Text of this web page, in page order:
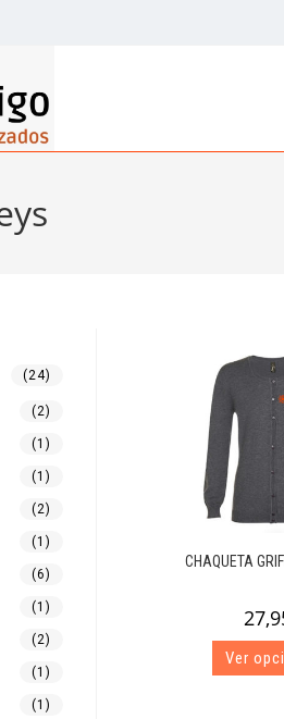
(24)
(2)
(1)
(1)
(2)
(1)
(6)
(1)
(2)
(1)
(1)
CHAQUETA
Ver